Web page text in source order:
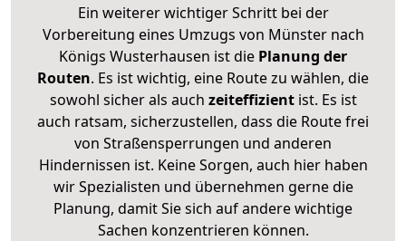
Ein weiterer wichtiger Schritt bei der
Vorbereitung eines Umzugs von Münster nach
Königs Wusterhausen ist die Planung der
Routen. Es ist wichtig, eine Route zu wählen, die
sowohl sicher als auch zeiteffizientist. Es ist
auch ratsam, sicherzustellen, dass die Route frei
von Straßensperrungen und anderen
Hindernissen ist. Keine Sorgen, auch hier haben
wir Spezialisten und übernehmen gerne die
Planung, damit Sie sich auf andere wichtige
Sachen konzentrieren können.